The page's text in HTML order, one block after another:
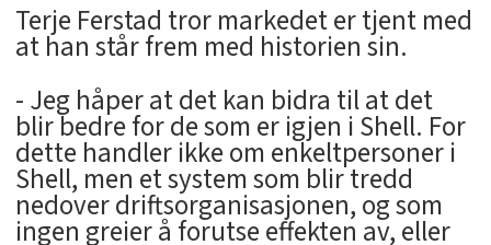
Terje Ferstad tror markedet er tjent med
at han står frem med historien sin.
- Jeg håper at det kan bidra til at det
blir bedre for de som er igjen i Shell. For
dette handler ikke om enkeltpersoner i
Shell, men et system som blir tredd
nedover driftsorganisasjonen, og som
ingen greier å forutse effekten av, eller